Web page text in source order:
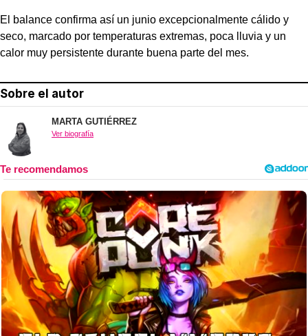
El balance confirma así un junio excepcionalmente cálido y
seco, marcado por temperaturas extremas, poca lluvia y un
calor muy persistente durante buena parte del mes.
Sobre el autor
MARTA GUTIÉRREZ
Ver biografía